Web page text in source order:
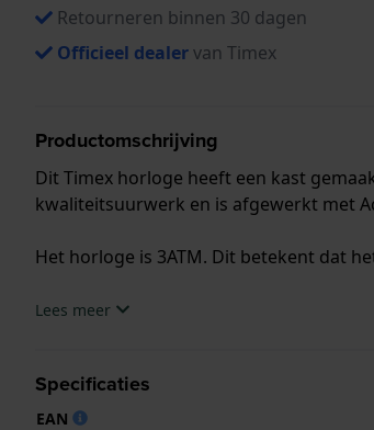
Retourneren binnen 30 dagen
Officieel dealervan Timex
Productomschrijving
Dit Timex horloge heeft een kast
kwaliteitsuurwerk en is afgewerkt met
Het horloge is 3ATM. Dit betekent dat
.Lees meer
Specificaties
EAN